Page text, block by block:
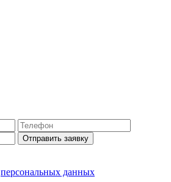
Отправить заявку
персональных данных